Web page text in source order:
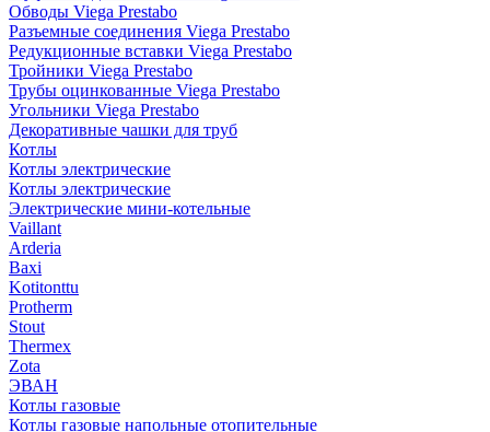
Обводы Viega Prestabo
Разъемные соединения Viega Prestabo
Редукционные вставки Viega Prestabo
Тройники Viega Prestabo
Трубы оцинкованные Viega Prestabo
Угольники Viega Prestabo
Декоративные чашки для труб
Котлы
Котлы электрические
Котлы электрические
Электрические мини-котельные
Vaillant
Arderia
Baxi
Kotitonttu
Protherm
Stout
Thermex
Zota
ЭВАН
Котлы газовые
Котлы газовые напольные отопительные